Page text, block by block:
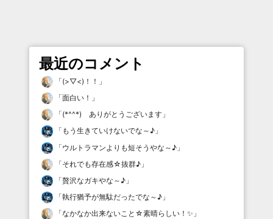
最近のコメント
「(>▽<)！！ 」
「面白い！ 」
「(*^^*) ありがとうございます 」
「 もう生きていけないでな～♪ 」
「ウルトラマンよりも短そうやな～♪ 」
「それでも存在感☆抜群♪ 」
「贅沢なガキやな～♪ 」
「執行猶予が無駄だったでな～♪ 」
「なかなか出来ないこと☆素晴らしい！✨ 」